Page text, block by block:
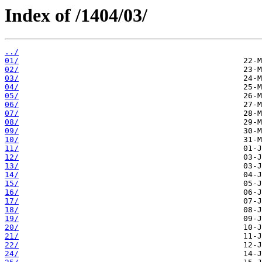
Index of /1404/03/
../
01/
02/
03/
04/
05/
06/
07/
08/
09/
10/
11/
12/
13/
14/
15/
16/
17/
18/
19/
20/
21/
22/
24/